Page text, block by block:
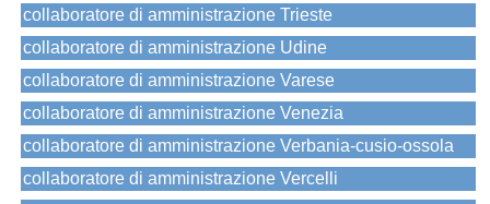
collaboratore di amministrazione Trieste
collaboratore di amministrazione Udine
collaboratore di amministrazione Varese
collaboratore di amministrazione Venezia
collaboratore di amministrazione Verbania-cusio-ossola
collaboratore di amministrazione Vercelli